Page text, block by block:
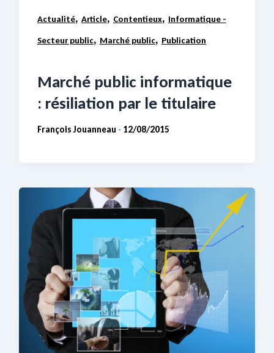
Actualité, Article, Contentieux, Informatique -
Secteur public, Marché public, Publication
Marché public informatique
: résiliation par le titulaire
François Jouanneau - 12/08/2015